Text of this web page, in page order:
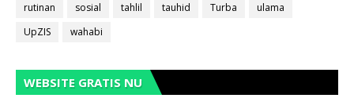
rutinan
sosial tahlil tauhid Turba
ulama
UpZIS
wahabi
WEBSITE GRATIS NU